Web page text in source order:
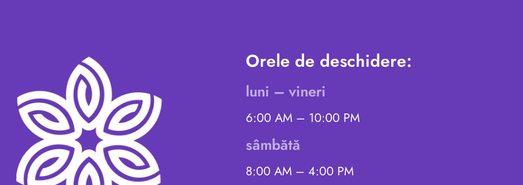
Orele de deschidere:
luni – vineri
6:00 AM – 10:00 PM
sâmbătă
8:00 AM – 4:00 PM